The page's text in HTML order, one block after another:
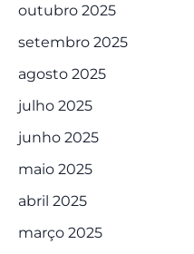
outubro 2025
setembro 2025
agosto 2025
julho 2025
junho 2025
maio 2025
abril 2025
março 2025